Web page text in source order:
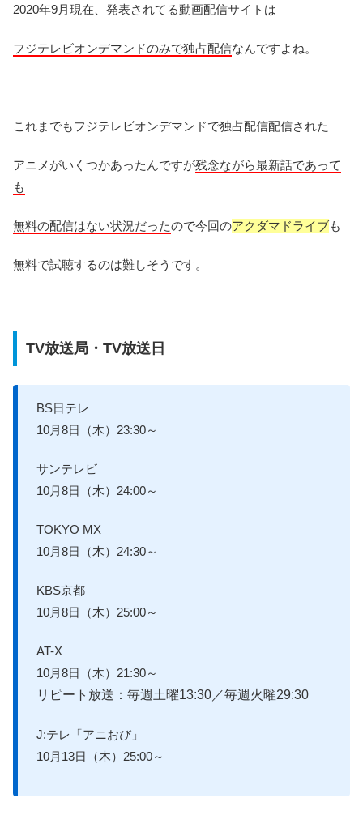
2020年9月現在、発表されてる動画配信サイトは
フジテレビオンデマンドのみで独占配信なんですよね。
これまでもフジテレビオンデマンドで独占配信配信された
アニメがいくつかあったんですが残念ながら最新話であって
も
無料の配信はない状況だったので今回のアクダマドライブも
無料で試聴するのは難しそうです。
TV放送局・TV放送日
BS日テレ
10月8日（木）23:30～
サンテレビ
10月8日（木）24:00～
TOKYO MX
10月8日（木）24:30～
KBS京都
10月8日（木）25:00～
AT-X
10月8日（木）21:30～
リピート放送：毎週土曜13:30／毎週火曜29:30
J:テレ「アニおび」
10月13日（木）25:00～